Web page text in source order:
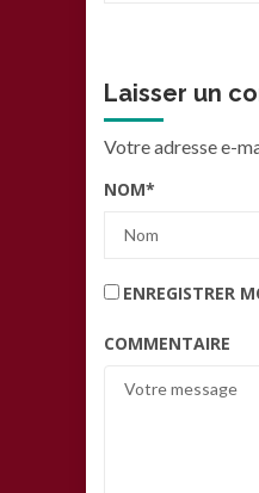
Laisser un
Votre adresse e-
NOM*
ENREGISTRER
COMMENTAIRE